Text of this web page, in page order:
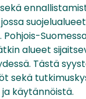
alueet
Tästä
sekä
käytännöistä.